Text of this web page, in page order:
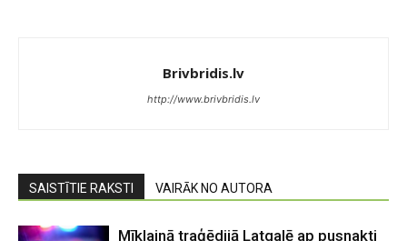
Brivbridis.lv
http://www.brivbridis.lv
SAISTĪTIE RAKSTI VAIRĀK NO AUTORA
Mīklainā traģēdijā Latgalē ap pusnakti